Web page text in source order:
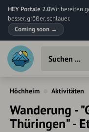
HEY Portale 2.0Wir bereiten
besser, größer, schlauer.
Coming soon →
Höchheim Aktivitäten
Wanderung -
Thüringen" -